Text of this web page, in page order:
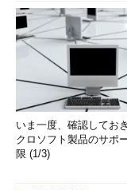
いま一度、確認してお
クロソフト製品のサポ
限 (1/3)